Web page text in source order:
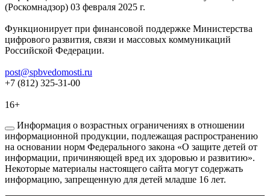
(Роскомнадзор) 03 февраля 2025 г.
Функционирует при финансовой поддержке Министерства
цифрового развития, связи и массовых коммуникаций
Российской Федерации.
post@spbvedomosti.ru
+7 (812) 325-31-00
16+
Информация о возрастных ограничениях в отношении
информационной продукции, подлежащая распространению
на основании норм Федерального закона «О защите детей от
информации, причиняющей вред их здоровью и развитию».
Некоторые материалы настоящего сайта могут содержать
информацию, запрещенную для детей младше 16 лет.